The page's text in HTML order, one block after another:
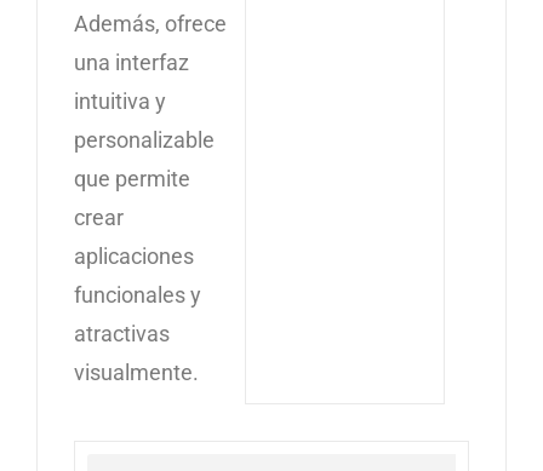
Además, ofrece
una interfaz
intuitiva y
personalizable
que permite
crear
aplicaciones
funcionales y
atractivas
visualmente.